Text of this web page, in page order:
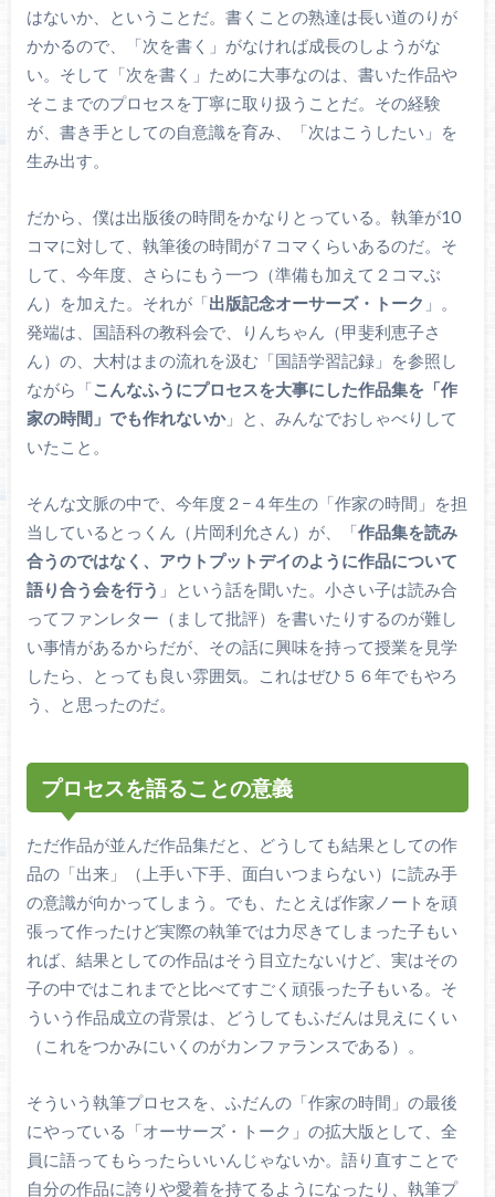
はないか、ということだ。書くことの熟達は長い道のりが
かかるので、「次を書く」がなければ成長のしようがな
い。そして「次を書く」ために大事なのは、書いた作品や
そこまでのプロセスを丁寧に取り扱うことだ。その経験
が、書き手としての自意識を育み、「次はこうしたい」を
生み出す。
だから、僕は出版後の時間をかなりとっている。執筆が10
コマに対して、執筆後の時間が７コマくらいあるのだ。そ
して、今年度、さらにもう一つ（準備も加えて２コマぶ
ん）を加えた。それが「出版記念オーサーズ・トーク 」。
発端は、国語科の教科会で、りんちゃん（甲斐利恵子さ
ん）の、大村はまの流れを汲む「国語学習記録」を参照し
ながら「こんなふうにプロセスを大事にした作品集を「作
家の時間」でも作れないか」と、みんなでおしゃべりして
いたこと。
そんな文脈の中で、今年度２−４年生の「作家の時間」を担
当しているとっくん（片岡利允さん）が、「作品集を読み
合うのではなく、アウトプットデイのように作品について
語り合う会を行う 」という話を聞いた。小さい子は読み合
ってファンレター（まして批評）を書いたりするのが難し
い事情があるからだが、その話に興味を持って授業を見学
したら、とっても良い雰囲気。これはぜひ５６年でもやろ
う、と思ったのだ。
プロセスを語ることの意義
ただ作品が並んだ作品集だと、どうしても結果としての作
品の「出来」（上手い下手、面白いつまらない）に読み手
の意識が向かってしまう。でも、たとえば作家ノートを頑
張って作ったけど実際の執筆では力尽きてしまった子もい
れば、結果としての作品はそう目立たないけど、実はその
子の中ではこれまでと比べてすごく頑張った子もいる。そ
ういう作品成立の背景は、どうしてもふだんは見えにくい
（これをつかみにいくのがカンファランスである）。
そういう執筆プロセスを、ふだんの「作家の時間」の最後
にやっている「オーサーズ・トーク」の拡大版として、全
員に語ってもらったらいいんじゃないか。語り直すことで
自分の作品に誇りや愛着を持てるようになったり、執筆プ